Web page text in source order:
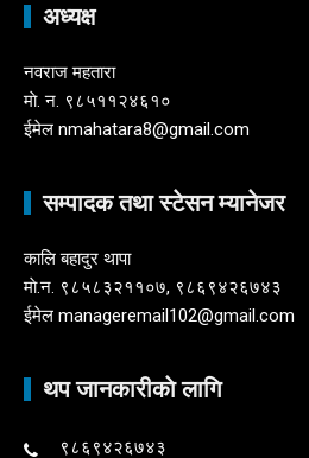
अध्यक्ष
नवराज महतारा
माे. न. ९८५११२४६१०
ईमेल nmahatara8@gmail.com
सम्पादक तथा स्टेसन म्यानेजर
कालि बहादुर थापा
माे.न. ९८५८३२११०७, ९८६९४२६७४३
ईमेल manageremail102@gmail.com
थप जानकारीकाे लागि
९८६९४२६७४३